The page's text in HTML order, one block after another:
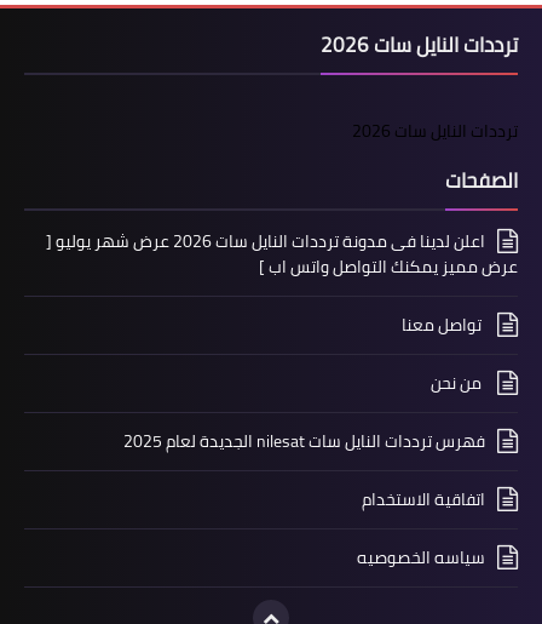
ترددات النايل سات 2026
ترددات النايل سات 2026
الصفحات
اعلن لدينا فى مدونة ترددات النايل سات 2026 عرض شهر يوليو [
عرض مميز يمكنك التواصل واتس اب ]
تواصل معنا
من نحن
فهرس ترددات النايل سات nilesat الجديدة لعام 2025
اتفاقية الاستخدام
سياسه الخصوصيه